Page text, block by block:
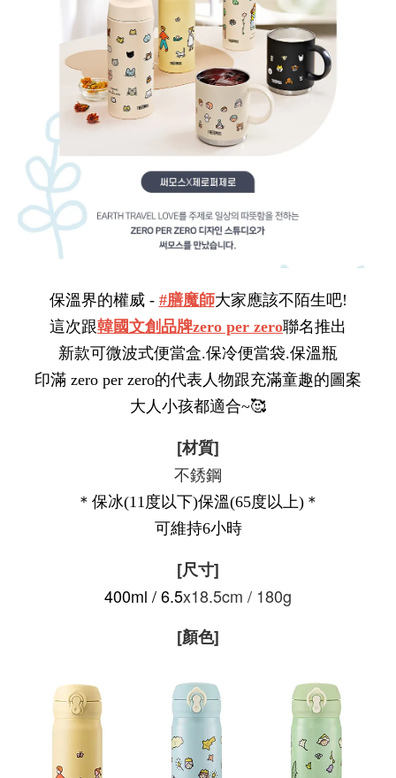
保溫界的權威 - #膳魔師大家應該不陌生吧!
這次跟韓國文創品牌zero per zero聯名推出
新款可微波式便當盒.保冷便當袋.保溫瓶
印滿 zero per zero的代表人物跟充滿童趣的圖案
大人小孩都適合~🥰
[材質]
不銹鋼
＊保冰(11度以下)保溫(65度以上) ＊
可維持6小時
[尺寸]
400ml / 6.5x18.5cm / 180g
[顏色]